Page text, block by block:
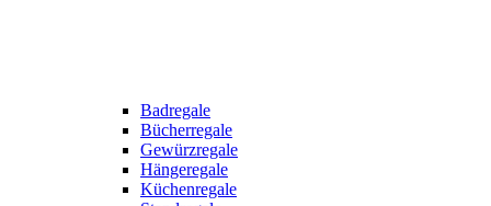
Badregale
Bücherregale
Gewürzregale
Hängeregale
Küchenregale